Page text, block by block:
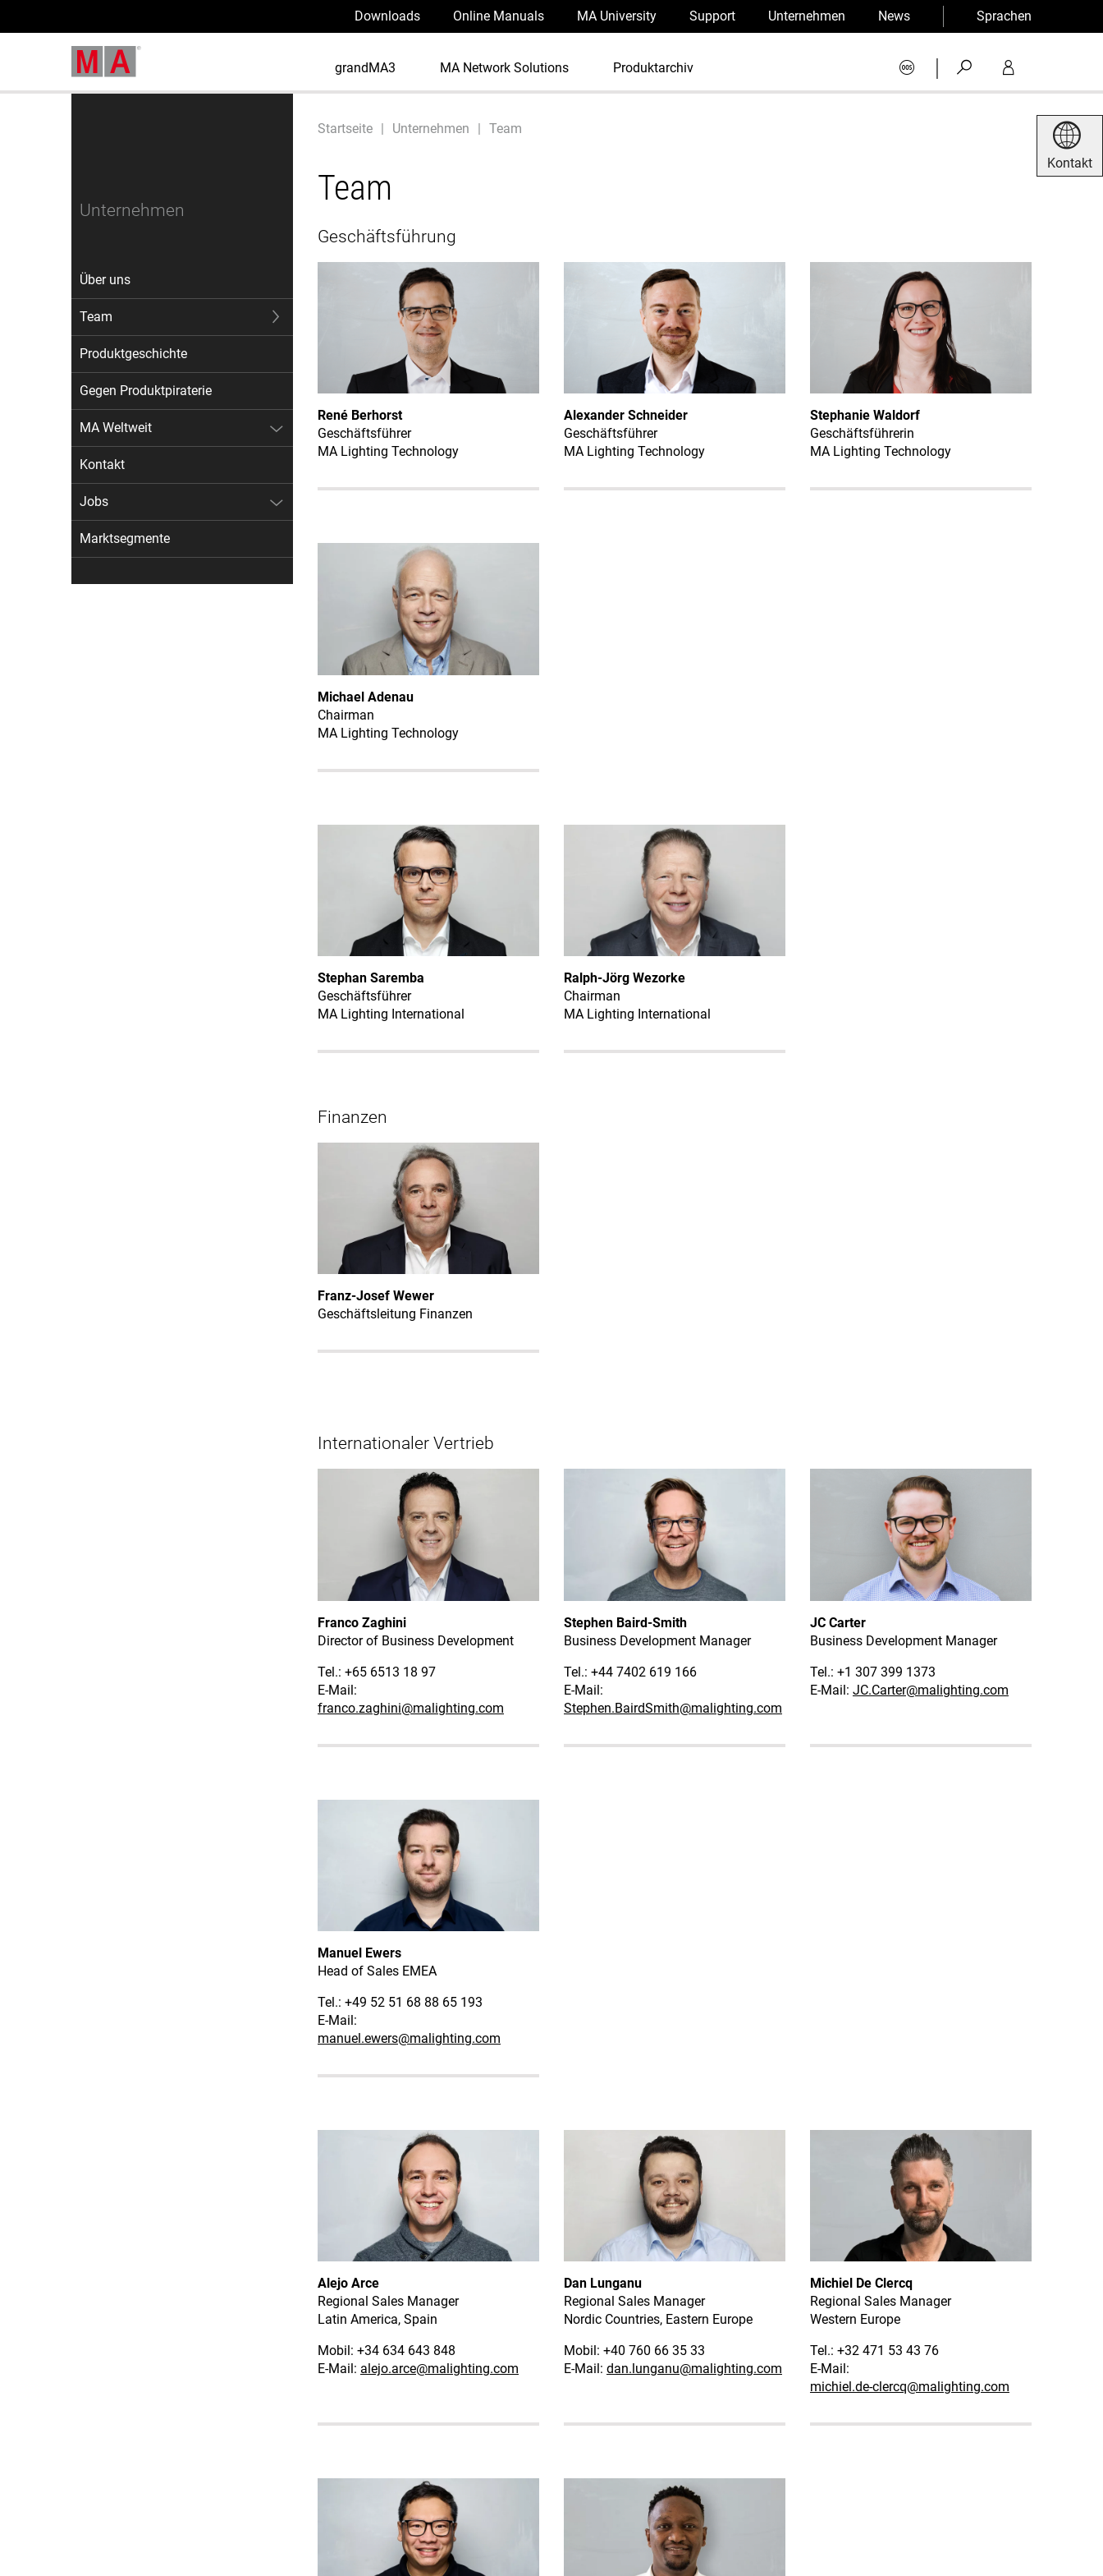
Downloads Online Manuals MA University Support Unternehmen News Sprachen
grandMA3 MA Network Solutions Produktarchiv |
Unternehmen
Über uns
Team
Produktgeschichte
Gegen Produktpiraterie
MA Weltweit
Kontakt
Jobs
Marktsegmente
Startseite Unternehmen Team
Kontakt
Team
Geschäftsführung
René Berhorst
Geschäftsführer
MA Lighting Technology
Alexander Schneider
Geschäftsführer
MA Lighting Technology
Stephanie Waldorf
Geschäftsführerin
MA Lighting Technology
Michael Adenau
Chairman
MA Lighting Technology
Stephan Saremba
Geschäftsführer
MA Lighting International
Ralph-Jörg Wezorke
Chairman
MA Lighting International
Finanzen
Franz-Josef Wewer
Geschäftsleitung Finanzen
Internationaler Vertrieb
Franco Zaghini
Director of Business Development
Tel.: +65 6513 18 97
E-Mail:
franco.zaghini@malighting.com
Stephen Baird-Smith
Business Development Manager
Tel.: +44 7402 619 166
E-Mail:
Stephen.BairdSmith@malighting.com
JC Carter
Business Development Manager
Tel.: +1 307 399 1373
E-Mail: JC.Carter@malighting.com
Manuel Ewers
Head of Sales EMEA
Tel.: +49 52 51 68 88 65 193
E-Mail:
manuel.ewers@malighting.com
Alejo Arce
Regional Sales Manager
Latin America, Spain
Mobil: +34 634 643 848
E-Mail: alejo.arce@malighting.com
Dan Lunganu
Regional Sales Manager
Nordic Countries, Eastern Europe
Mobil: +40 760 66 35 33
E-Mail: dan.lunganu@malighting.com
Michiel De Clercq
Regional Sales Manager
Western Europe
Tel.: +32 471 53 43 76
E-Mail:
michiel.de-clercq@malighting.com